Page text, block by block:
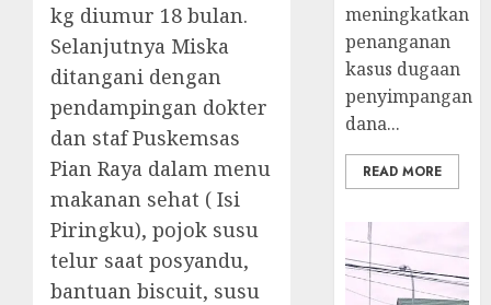
kg diumur 18 bulan.
Selanjutnya Miska
ditangani dengan
pendampingan dokter
dan staf Puskemsas
Pian Raya dalam menu
makanan sehat ( Isi
Piringku), pojok susu
telur saat posyandu,
bantuan biscuit, susu
meningkatkan
penanganan
kasus dugaan
penyimpangan
dana...
READ MORE